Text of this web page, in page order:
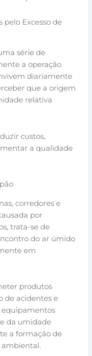
pelo Excesso de
série de
a operação
diariamente
que a origem
relativa
custos,
a qualidade
corredores e
por
trata-se de
do ar úmido
em
produtos
de acidentes e
equipamentos
da umidade
a formação de
ambiental.